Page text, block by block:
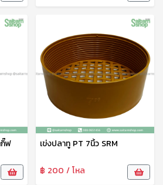
กิ๊ฟ เข่งปลาทู PT 7นิ้ว SRM
฿ 200 / โหล